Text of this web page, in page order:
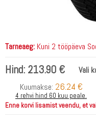
Tarneaeg: Kuni 2 tööpäeva
Hind: 213.90 €
Vali
Kuumakse: 26.24 €
4 rehvi hind 60 kuu peale.
Enne korvi lisamist veendu, et